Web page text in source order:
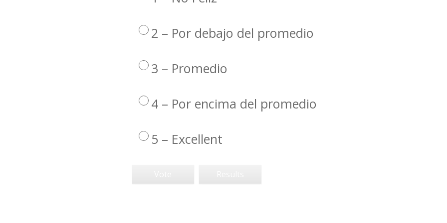
2 – Por debajo del promedio
3 – Promedio
4 – Por encima del promedio
5 – Excellent